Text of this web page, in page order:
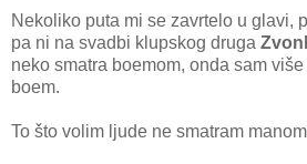
Nekoliko puta mi se zavrtelo u glavi,
pa ni na svadbi klupskog druga
neko smatra boemom, onda sam
boem.
To što volim ljude ne smatram